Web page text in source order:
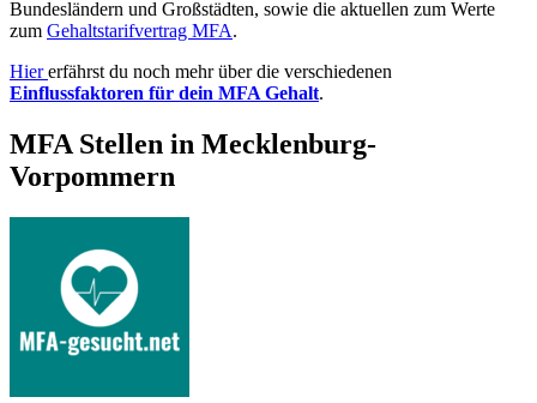
Bundesländern und Großstädten, sowie die aktuellen zum Werte
zum Gehaltstarifvertrag MFA.
Hiererfährst du noch mehr über die verschiedenen
Einflussfaktoren für dein MFA Gehalt.
MFA Stellen in Mecklenburg-
Vorpommern